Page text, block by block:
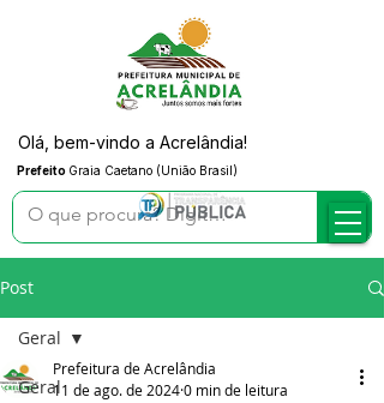
Prefeito Graia Caetano (União Brasil)
Olá, bem-vindo a Acrelândia!
Post
Geral
Geral
Prefeitura de Acrelândia
11 de ago. de 20240 min de leitura